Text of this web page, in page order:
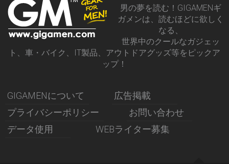
男の夢を読む！GIGAMENギ
ガメンは、読むほどに欲しく
なる、
世界中のクールなガジェッ
ト、車・バイク、IT製品、アウトドアグッズ等をピックア
ップ！
GIGAMENについて
広告掲載
プライバシーポリシー
お問い合わせ
データ使用
WEBライター募集